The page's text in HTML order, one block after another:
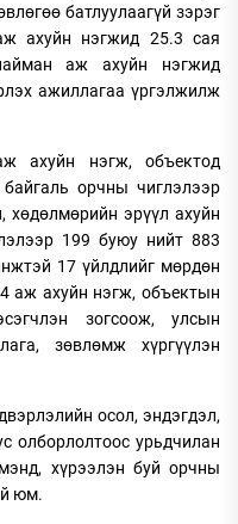
батлуулаагүй зэрэг
ахуйн нэгжид 25.3 сая
аж ахуйн нэгжид
ажиллагаа үргэлжилж
ахуйн нэгж, объектод
орчны чиглэлээр
хөдөлмөрийн эрүүл ахуйн
199 буюу нийт 883
17 үйлдлийг мөрдөн
аж ахуйн нэгж, объектын
зогсоож, улсын
зөвлөмж хүргүүлэн
осол, эндэгдэл,
олборлолтоос урьдчилан
хүрээлэн буй орчны
юм.